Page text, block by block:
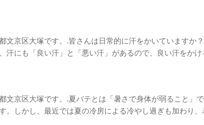
文京区大塚です。.皆さんは日常的に汗をかいていますか
汗にも「良い汗」と「悪い汗」があるので、良い汗をかけ
京区大塚です。.夏バテとは「暑さで身体が弱ること」で
。しかし、最近では夏の冷房による冷やし過ぎも加わり、